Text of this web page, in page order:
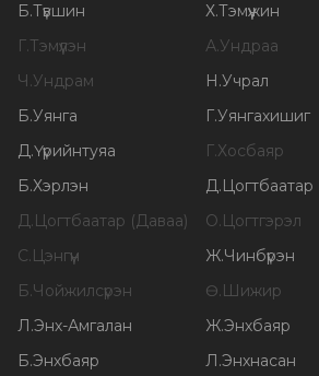
Б.Түвшин Х.Тэмүүжин
Г.Тэмүүлэн А.Ундраа
Ч.Ундрам Н.Учрал
Б.Уянга Г.Уянгахишиг
Д.Үүрийнтуяа Г.Хосбаяр
Б.Хэрлэн Д.Цогтбаатар
Д.Цогтбаатар (Даваа) О.Цогтгэрэл
С.Цэнгүүн Ж.Чинбүрэн
Б.Чойжилсүрэн Ө.Шижир
Л.Энх-Амгалан Ж.Энхбаяр
Б.Энхбаяр Л.Энхнасан